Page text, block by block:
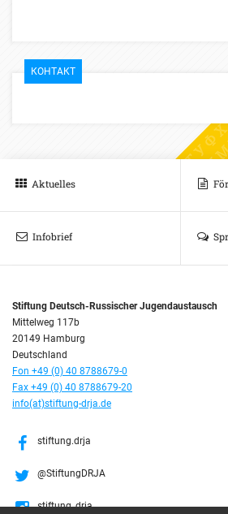
КОНТАКТ
Aktuelles
Infobrief
Stiftung Deutsch-Russischer Jugendaustausch
Mittelweg 117b
20149 Hamburg
Deutschland
Fon +49 (0) 40 8788679-0
Fax +49 (0) 40 8788679-20
info(at)stiftung-drja.de
stiftung.drja
@StiftungDRJA
stiftung_drja